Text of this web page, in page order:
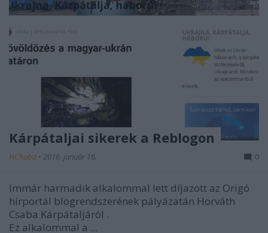
Kárpátaljai sikerek a Reblogon
HChoba • 2016. január 16. 0
Immár harmadik alkalommal lett díjazott az Origó
hírportál blogrendszerének pályázatán Horváth
Csaba Kárpátaljáról .
Ez alkalommal a ...